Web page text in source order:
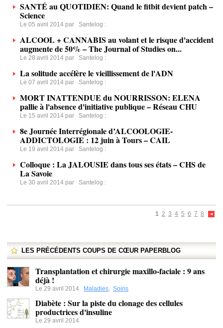
SANTÉ au QUOTIDIEN: Quand le fitbit devient patch –
Science
Le 05 avril 2014 par Santelog :
ALCOOL + CANNABIS au volant et le risque d'accident
augmente de 50% – The Journal of Studies on...
Le 28 avril 2014 par Santelog :
La solitude accélère le vieillissement de l'ADN
Le 07 avril 2014 par Santelog :
MORT INATTENDUE du NOURRISSON: ELENA
pallie à l'absence d'initiative publique – Réseau CHU
Le 15 avril 2014 par Santelog :
8e Journée Interrégionale d’ALCOOLOGIE-
ADDICTOLOGIE : 12 juin à Tours – CAIL
Le 19 avril 2014 par Santelog :
Colloque : La JALOUSIE dans tous ses états – CHS de
La Savoie
Le 30 avril 2014 par Santelog :
1 2 3 4 5 6 7 8
LES PRÉCÉDENTS COUPS DE CŒUR PAPERBLOG
Transplantation et chirurgie maxillo-faciale : 9 ans
déjà !
Le 29 avril 2014 Maladies, Soins
Diabète : Sur la piste du clonage des cellules
productrices d'insuline
Le 29 avril 2014